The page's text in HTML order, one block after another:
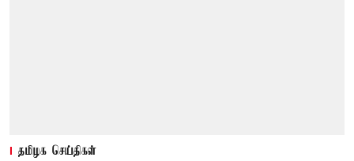
தமிழக செய்திகள்